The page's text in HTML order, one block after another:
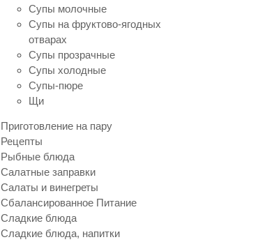
Супы молочные
Супы на фруктово-ягодных
отварах
Супы прозрачные
Супы холодные
Супы-пюре
Щи
Приготовление на пару
Рецепты
Рыбные блюда
Салатные заправки
Салаты и винегреты
Сбалансированное Питание
Сладкие блюда
Сладкие блюда, напитки